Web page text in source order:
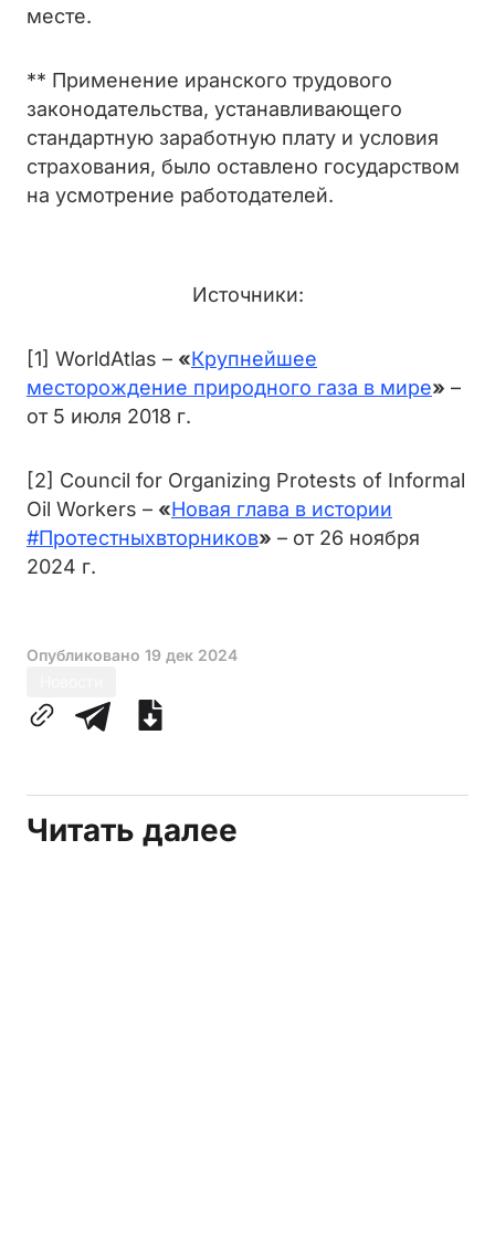
месте.
** Применение иранского трудового
законодательства, устанавливающего
стандартную заработную плату и условия
страхования, было оставлено государством
на усмотрение работодателей.
Источники:
[1] WorldAtlas – «Крупнейшее
месторождение природного газа в мире» –
от 5 июля 2018 г.
[2] Council for Organizing Protests of Informal
Oil Workers – «Новая глава в истории
#Протестныхвторников» – от 26 ноября
2024 г.
Опубликовано 19 дек 2024
Читать далее